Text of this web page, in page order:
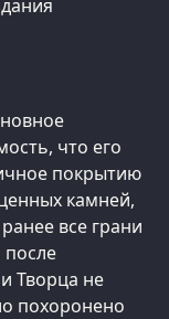
что его
покрытию
камней,
все грани
Творца не
похоронено